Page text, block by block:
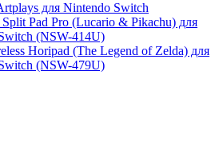
для Nintendo Switch
Pad Pro (Lucario & Pikachu) для
(NSW-414U)
Horipad (The Legend of Zelda) для
(NSW-479U)